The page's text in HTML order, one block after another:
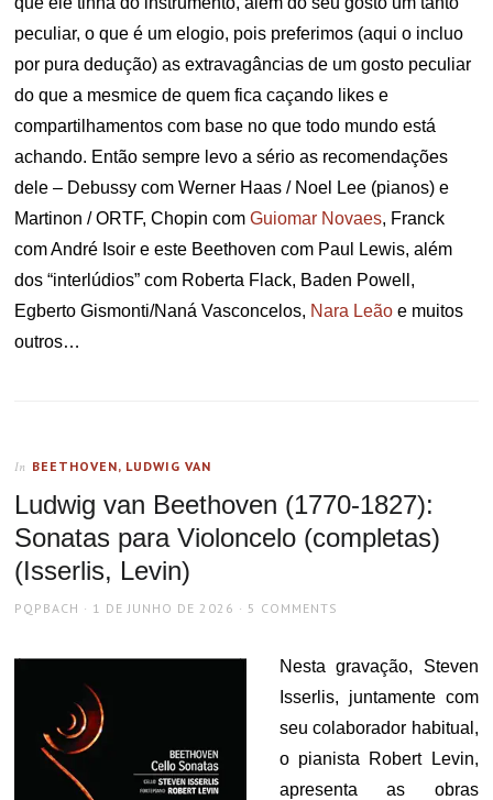
peculiar, o que é um elogio, pois preferimos (aqui o incluo
por pura dedução) as extravagâncias de um gosto peculiar
do que a mesmice de quem fica caçando likes e
compartilhamentos com base no que todo mundo está
achando. Então sempre levo a sério as recomendações
dele – Debussy com Werner Haas / Noel Lee (pianos) e
Martinon / ORTF, Chopin comGuiomar Novaes, Franck
com André Isoir e este Beethoven com Paul Lewis, além
dos “interlúdios” com Roberta Flack, Baden Powell,
Egberto Gismonti/Naná Vasconcelos, Nara Leão e muitos
outros…
In BEETHOVEN, LUDWIG VAN
Ludwig van Beethoven (1770-1827):
Sonatas para Violoncelo (completas)
(Isserlis, Levin)
AUTHOR
PQPBACH
POSTED
1 DE JUNHO DE 2026 5 COMMENTS
Nesta gravação, Steven
Isserlis, juntamente com
seu colaborador habitual,
o pianista Robert Levin,
apresenta as obras